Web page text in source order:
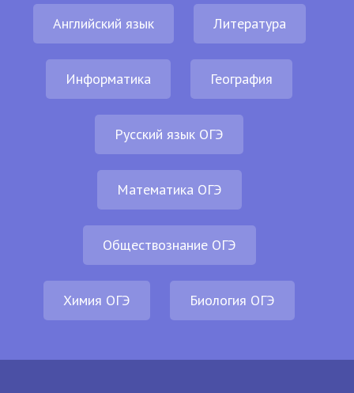
Английский язык Литература
Информатика География
Русский язык ОГЭ
Математика ОГЭ
Обществознание ОГЭ
Химия ОГЭ Биология ОГЭ